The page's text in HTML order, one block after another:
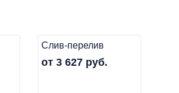
Слив-перелив
от 3 627 руб.